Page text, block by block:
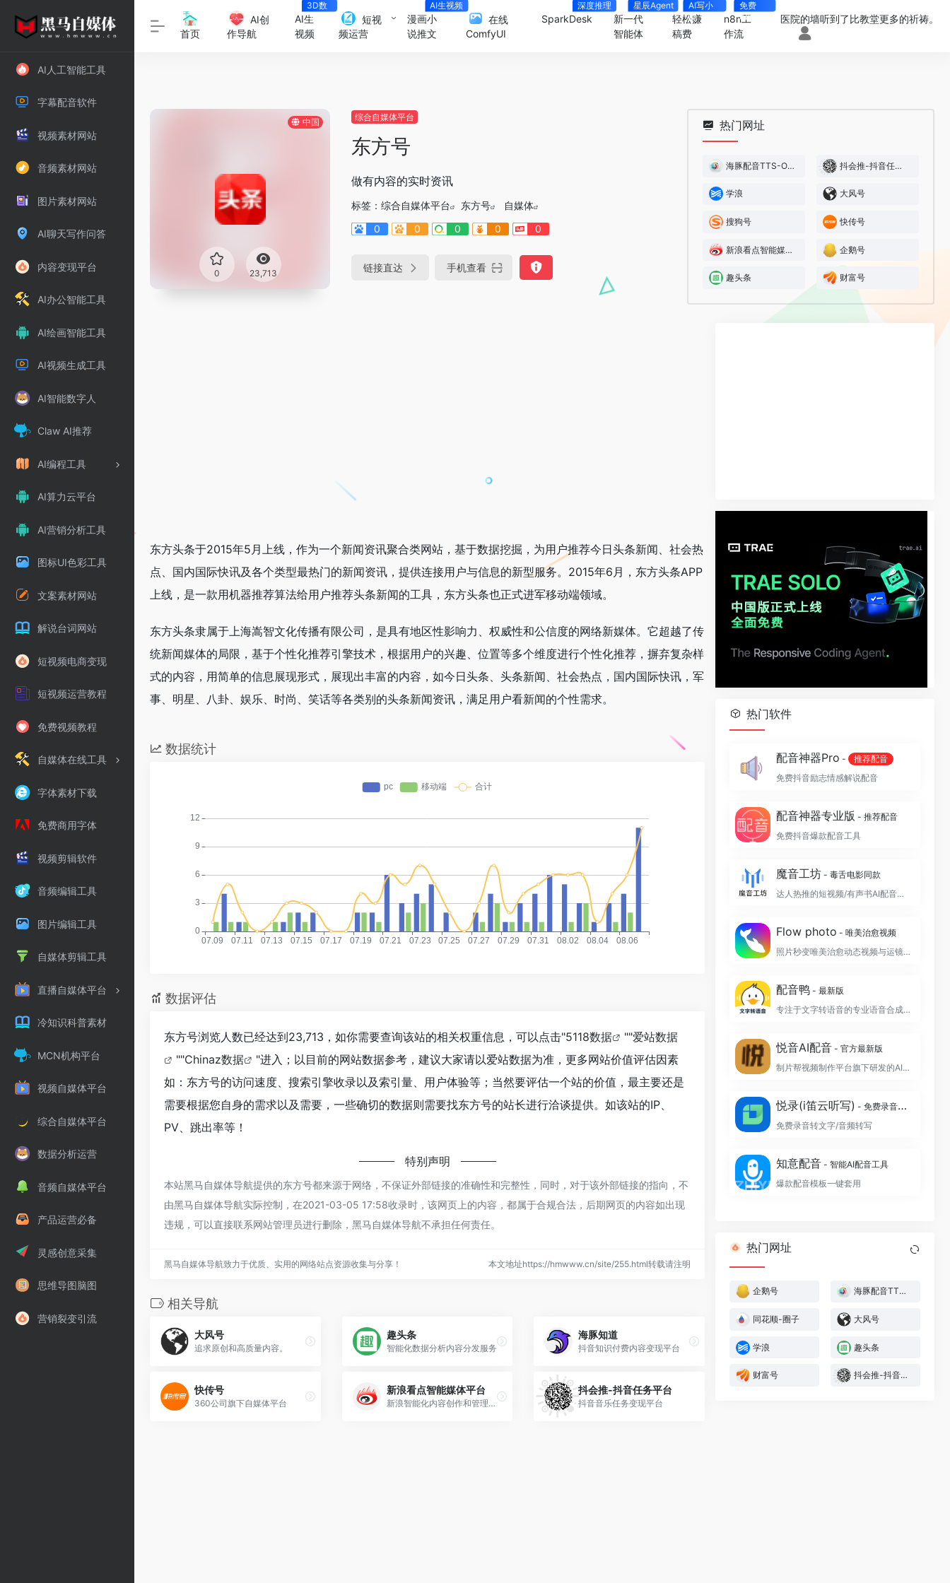
AI人工智能工具
字幕配音软件
视频素材网站
音频素材网站
图片素材网站
AI聊天写作问答
内容变现平台
AI办公智能工具
AI绘画智能工具
AI视频生成工具
AI智能数字人
Claw AI推荐
AI编程工具
AI算力云平台
AI营销分析工具
图标UI色彩工具
文案素材网站
解说台词网站
短视频电商变现
短视频运营教程
免费视频教程
自媒体在线工具
字体素材下载
免费商用字体
视频剪辑软件
音频编辑工具
图片编辑工具
自媒体剪辑工具
直播自媒体平台
冷知识科普素材
MCN机构平台
视频自媒体平台
综合自媒体平台
数据分析运营
音频自媒体平台
产品运营必备
灵感创意采集
思维导图脑图
营销裂变引流
首页
AI创
作导航
AI生
视频
3D数
字人
短视
频运营
漫画小
说推文
AI生视频
在线
ComfyUI
SparkDesk
深度推理
新一代
智能体
星辰Agent
轻松赚
稿费
AI写小
说
n8n工
作流
免费
4000+
医院的墙听到了比教堂更多的祈祷。
中国
0 23,713
综合自媒体平台
东方号
做有内容的实时资讯
标签： 综合自媒体平台 东方号
自媒体
0
0 0 0 0
链接直达 手机查看
热门网址
海豚配音TTS-Online 抖会推-抖音任务平台
学浪 大风号
搜狗号 快传号
新浪看点智能媒体平台 企鹅号
趣头条 财富号
东方头条于2015年5月上线，作为一个新闻资讯聚合类网站，基于数据挖掘，为用户推荐今日头条新闻、社会热
点、国内国际快讯及各个类型最热门的新闻资讯，提供连接用户与信息的新型服务。2015年6月，东方头条APP
上线，是一款用机器推荐算法给用户推荐头条新闻的工具，东方头条也正式进军移动端领域。
东方头条隶属于上海嵩智文化传播有限公司，是具有地区性影响力、权威性和公信度的网络新媒体。它超越了传
统新闻媒体的局限，基于个性化推荐引擎技术，根据用户的兴趣、位置等多个维度进行个性化推荐，摒弃复杂样
式的内容，用简单的信息展现形式，展现出丰富的内容，如今日头条、头条新闻、社会热点，国内国际快讯，军
事、明星、八卦、娱乐、时尚、笑话等各类别的头条新闻资讯，满足用户看新闻的个性需求。
数据统计
数据评估
东方号浏览人数已经达到23,713，如你需要查询该站的相关权重信息，可以点击"5118数据 ""爱站数据
""Chinaz数据
"进入；以目前的网站数据参考，建议大家请以爱站数据为准，更多网站价值评估因素
如：东方号的访问速度、搜索引擎收录以及索引量、用户体验等；当然要评估一个站的价值，最主要还是
需要根据您自身的需求以及需要，一些确切的数据则需要找东方号的站长进行洽谈提供。如该站的IP、
PV、跳出率等！
特别声明
本站黑马自媒体导航提供的东方号都来源于网络，不保证外部链接的准确性和完整性，同时，对于该外部链接的指向，不
由黑马自媒体导航实际控制，在2021-03-05 17:58收录时，该网页上的内容，都属于合规合法，后期网页的内容如出现
违规，可以直接联系网站管理员进行删除，黑马自媒体导航不承担任何责任。
黑马自媒体导航致力于优质、实用的网络站点资源收集与分享！ 本文地址https://hmwww.cn/site/255.html转载请注明
相关导航
大风号
追求原创和高质量内容。
趣头条
智能化数据分析内容分发服务
海豚知道
抖音知识付费内容变现平台
快传号
360公司旗下自媒体平台
新浪看点智能媒体平台
新浪智能化内容创作和管理平台
抖会推-抖音任务平台
抖音音乐任务变现平台
热门软件
配音神器Pro -
推荐配音
免费抖音励志情感解说配音
配音神器专业版 - 推荐配音
免费抖音爆款配音工具
魔音工坊 - 毒舌电影同款
达人热推的短视频/有声书AI配音平台
Flow photo - 唯美治愈视频
照片秒变唯美治愈动态视频与运镜航拍大片
配音鸭 - 最新版
专注于文字转语音的专业语音合成制作软件
悦音AI配音 - 官方最新版
制片帮视频制作平台旗下研发的AI智能配音工具
悦录(i笛云听写) - 免费录音转文字
免费录音转文字/音频转写
知意配音 - 智能AI配音工具
爆款配音模板一键套用
热门网址
企鹅号 海豚配音TTS-Online
同花顺-圈子 大风号
学浪 趣头条
财富号 抖会推-抖音任务平台